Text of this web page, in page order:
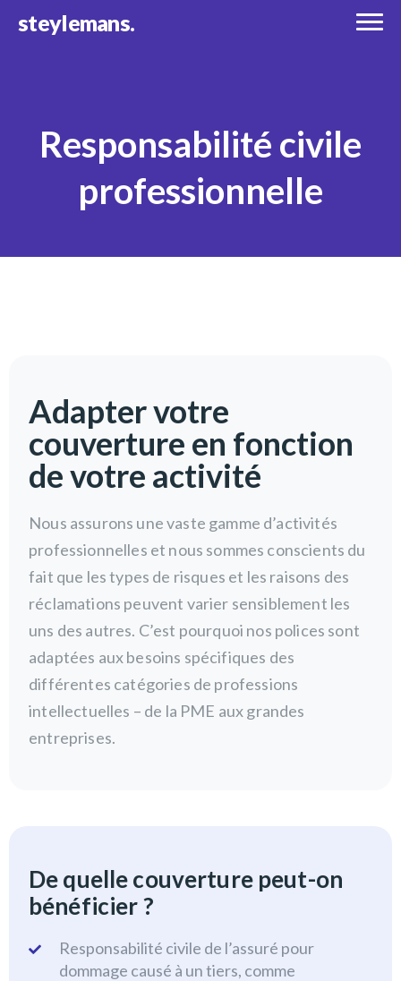
steylemans.
Responsabilité civile
professionnelle
Adapter votre
couverture en fonction
de votre activité
Nous assurons une vaste gamme d’activités
professionnelles et nous sommes conscients du
fait que les types de risques et les raisons des
réclamations peuvent varier sensiblement les
uns des autres. C’est pourquoi nos polices sont
adaptées aux besoins spécifiques des
différentes catégories de professions
intellectuelles – de la PME aux grandes
entreprises.
De quelle couverture peut-on
bénéficier ?
Responsabilité civile de l’assuré pour
dommage causé à un tiers, comme